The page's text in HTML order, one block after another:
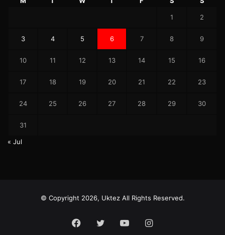
1 2
3 4 5 6 7 8 9
10 11 12 13 14 15 16
17 18 19 20 21 22 23
24 25 26 27 28 29 30
31
« Jul
© Copyright 2026, Uktez All Rights Reserved.
Facebook
Twitter YouTubeInstagram